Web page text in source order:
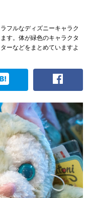
フルなディズニーキャラク
す。体が緑色のキャラクタ
ーなどをまとめていますよ